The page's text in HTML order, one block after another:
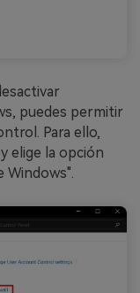
puedes permitir
Para ello,
elige la opción
Windows".